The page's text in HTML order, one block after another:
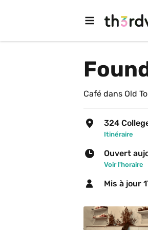
Café dans Old
324
Itinéraire
Ouvert
Voir l'horaire
Mis à jour